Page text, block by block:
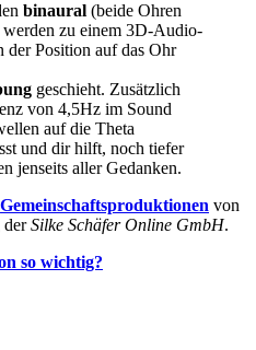
binaural (beide Ohren
zu einem 3D-Audio-
Position auf das Ohr
geschieht. Zusätzlich
von 4,5Hz im Sound
auf die Theta
und dir hilft, noch tiefer
jenseits aller Gedanken.
Gemeinschaftsproduktionen von
derSilke Schäfer Online GmbH.
so wichtig?